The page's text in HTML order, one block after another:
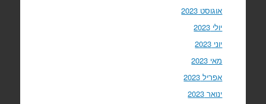
אוגוסט 2023
יולי 2023
יוני 2023
מאי 2023
אפריל 2023
ינואר 2023